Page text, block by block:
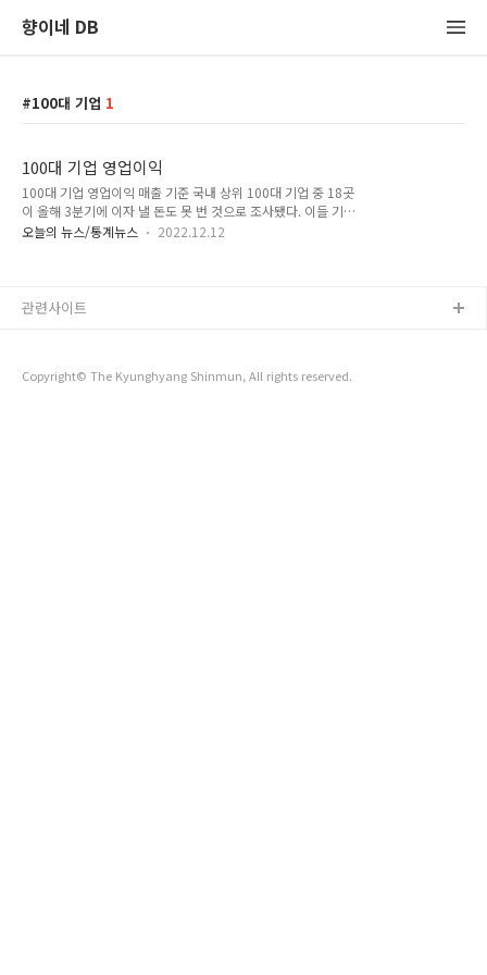
향이네 DB
100대 기업 1
100대 기업 영업이익
100대 기업 영업이익 매출 기준 국내 상위 100대 기업 중 18곳
이 올해 3분기에 이자 낼 돈도 못 번 것으로 조사됐다. 이들 기업
은 영업이익으로 이자 비용도 감당하지 못하는 수준이란 의미다.
속되고 있기 때문에 부실 기업은 더 늘어날 수 있다는 전망도 나
오늘의 뉴스/통계뉴스 2022.12.12
Copyright© The Kyunghyang Shinmun, All rights reserved.
관련사이트